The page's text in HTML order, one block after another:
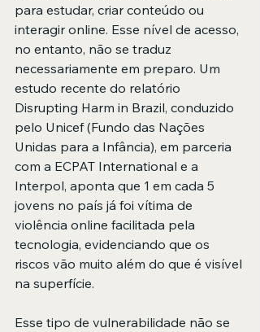
para estudar, criar conteúdo ou
interagir online. Esse nível de acesso,
no entanto, não se traduz
necessariamente em preparo. Um
estudo recente do relatório
Disrupting Harm in Brazil, conduzido
pelo Unicef (Fundo das Nações
Unidas para a Infância), em parceria
com a ECPAT International e a
Interpol, aponta que 1 em cada 5
jovens no país já foi vítima de
violência online facilitada pela
tecnologia, evidenciando que os
riscos vão muito além do que é visível
na superfície.
Esse tipo de vulnerabilidade não se